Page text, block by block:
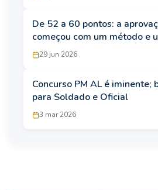
De 52 a 60 pontos: a
começou com um método e
29 jun 2026
Concurso PM AL é iminente;
para Soldado e Oficial
3 mar 2026